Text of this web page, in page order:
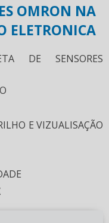
OMRON NA
ELETRONICA
DE SENSORES
E VIZUALISAÇÃO